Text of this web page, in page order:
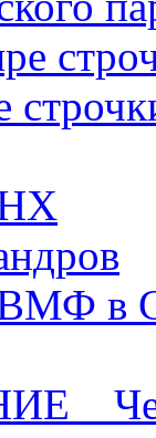
в